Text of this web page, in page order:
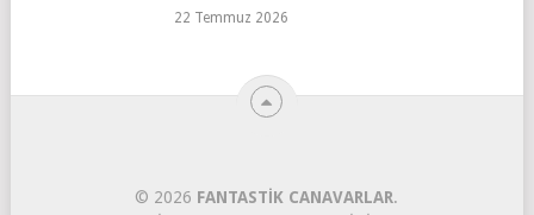
22 Temmuz 2026
© 2026 FANTASTIK CANAVARLAR.